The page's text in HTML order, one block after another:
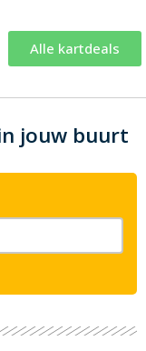
Alle kartdeals
jouw buurt